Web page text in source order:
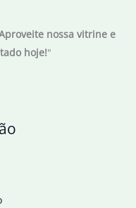
nossa vitrine e
hoje!"